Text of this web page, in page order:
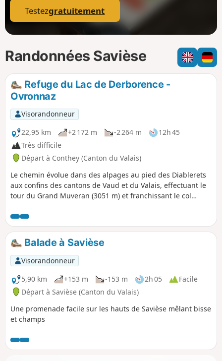
Testezgratuitement
Randonnées Savièse
Refuge du Lac de Derborence -
Ovronnaz
Visorandonneur
22,95 km
+2 172 m -2 264 m
12h 45
Très difficile
Départ à Conthey (Canton du Valais)
Le chemin évolue dans des alpages au pied des Diablerets
aux confins des cantons de Vaud et du Valais, effectuant le
tour du Grand Muveran (3051 m) et franchissant le col
qu'il offre sur les grands sommets alpins (Grand Combin,
Dents du Midi, Mont-Blanc etc.) est splendide.
Balade à Savièse
Visorandonneur
5,90 km
+153 m -153 m 2h 05
Facile
Départ à Savièse (Canton du Valais)
Une promenade facile sur les hauts de Savièse mêlant bisse
et champs